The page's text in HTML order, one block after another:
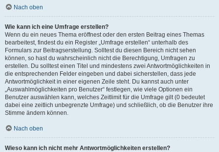
Nach oben
Wie kann ich eine Umfrage erstellen?
Wenn du ein neues Thema eröffnest oder den ersten Beitrag eines Themas
bearbeitest, findest du ein Register „Umfrage erstellen“ unterhalb des
Formulars zur Beitragserstellung. Solltest du diesen Bereich nicht sehen
können, so hast du wahrscheinlich nicht die Berechtigung, Umfragen zu
erstellen. Du solltest einen Titel und mindestens zwei Antwortmöglichkeiten in
die entsprechenden Felder eingeben und dabei sicherstellen, dass jede
Antwortmöglichkeit in einer eigenen Zeile steht. Du kannst auch unter
„Auswahlmöglichkeiten pro Benutzer“ festlegen, wie viele Optionen ein
Benutzer auswählen kann, welches Zeitlimit für die Umfrage gilt (0 bedeutet
dabei eine zeitlich unbegrenzte Umfrage) und schließlich, ob die Benutzer ihre
Stimme ändern können.
Nach oben
Wieso kann ich nicht mehr Antwortmöglichkeiten erstellen?